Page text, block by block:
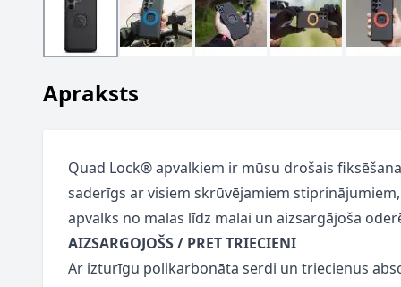
Apraksts
Quad Lock® apvalkiem ir mūsu drošais
saderīgs ar visiem skrūvējamiem
apvalks no malas līdz malai un aizsargājoša
AIZSARGOJOŠS / PRET TRIECIENI
Ar izturīgu polikarbonāta serdi un triecienus